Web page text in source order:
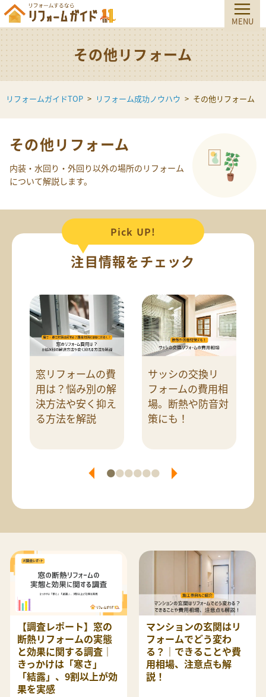
その他リフォーム
リフォームガイドTOP リフォーム成功ノウハウ その他リフォーム
その他リフォーム
内装・水回り・外回り以外の場所のリフォーム
について解説します。
Pick UP!
注目情報をチェック
窓リフォームの費
用は？悩み別の解
決方法や安く抑え
る方法を解説
サッシの交換リ
フォームの費用相
場。断熱や防音対
策にも！
【調査レポート】窓の
断熱リフォームの実態
と効果に関する調査｜
きっかけは「寒さ」
「結露」、9割以上が効
果を実感
マンションの玄関はリ
フォームでどう変わ
る？｜できることや費
用相場、注意点も解
説！